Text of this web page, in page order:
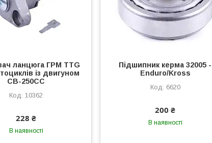
ланцюга ГРМ TTG
із двигуном
СВ-250СС
10362
228 ₴
В наявності
Підшипник керма 32005 -
Enduro/Kross
6620
200 ₴
В наявності